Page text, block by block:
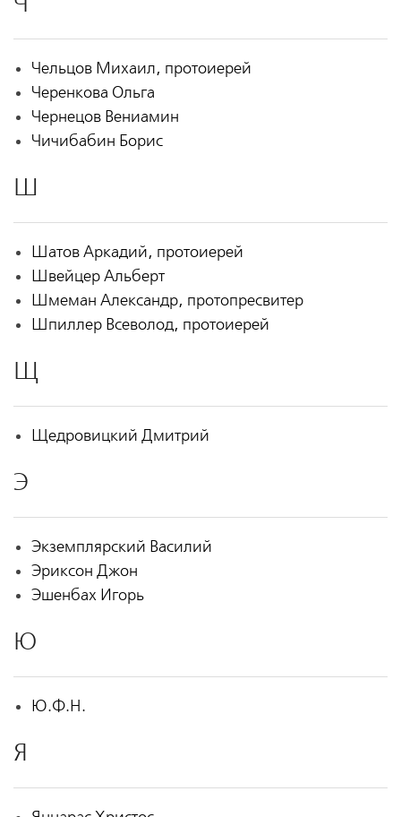
Чельцов Михаил, протоиерей
Черенкова Ольга
Чернецов Вениамин
Чичибабин Борис
Ш
Шатов Аркадий, протоиерей
Швейцер Альберт
Шмеман Александр, протопресвитер
Шпиллер Всеволод, протоиерей
Щ
Щедровицкий Дмитрий
Э
Экземплярский Василий
Эриксон Джон
Эшенбах Игорь
Ю
Ю.Ф.Н.
Я